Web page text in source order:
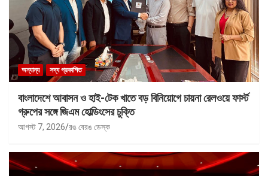
অন্যান্য সদ্য প্রকাশিত
বাংলাদেশে আবাসন ও হাই-টেক খাতে বড় বিনিয়োগে চায়না রেলওয়ে ফার্স্ট
গ্রুপের সঙ্গে জিএম হোল্ডিংসের চুক্তি
আগস্ট 7, 2026 রঙ বেরঙ ডেস্ক